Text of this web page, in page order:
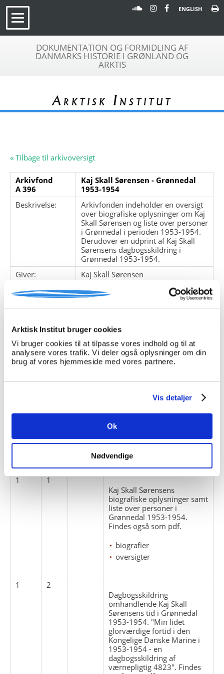
Arktisk Institut bruger cookies
Vi bruger cookies til at tilpasse vores indhold og til at
analysere vores trafik. Vi deler også oplysninger om din
brug af vores hjemmeside med vores partnere.
Vis detaljer
Ok
Nødvendige
ENGLISH
DOKUMENTATION OG FORMIDLING AF
DANMARKS HISTORIE I GRØNLAND OG
ARKTIS
Arktisk Institut
« Tilbage til arkivoversigt
Arkivfond
A 396
Kaj Skall Sørensen - Grønnedal
1953-1954
Beskrivelse:
Arkivfonden indeholder en oversigt
over biografiske oplysninger om Kaj
Skall Sørensen og liste over personer
i Grønnedal i perioden 1953-1954.
Derudover en udprint af Kaj Skall
Sørensens dagbogsskildring i
Grønnedal 1953-1954.
Giver:
Kaj Skall Sørensen
Accessionsdato:
Relaterede
fonde:
ARKIVFONDEN INDEHOLDER NEDENSTÅENDE
Enheds
Titel
1
1
Kaj Skall Sørensens
biografiske oplysninger samt
liste over personer i
Grønnedal 1953-1954.
Findes også som pdf.
biografier
oversigter
1
2
Dagbogsskildring
omhandlende Kaj Skall
Sørensens tid i Grønnedal
1953-1954. "Min lidet
glorværdige fortid i den
Kongelige Danske Marine i
1953-1954 - en
dagbogsskildring af
værnepligtig 4823". Findes